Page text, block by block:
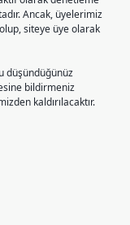
Ancak, üyelerimiz
siteye üye olarak
düşündüğünüz
bildirmeniz
kaldırılacaktır.